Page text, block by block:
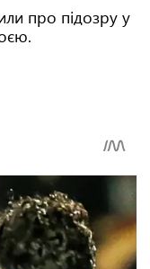
про підозру у